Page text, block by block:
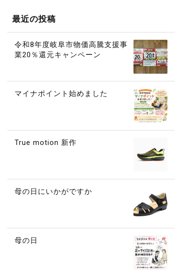
最近の投稿
令和8年度岐阜市物価高騰支援事
業20％還元キャンペーン
マイナポイント始めました
True motion 新作
母の日にいかがですか
母の日